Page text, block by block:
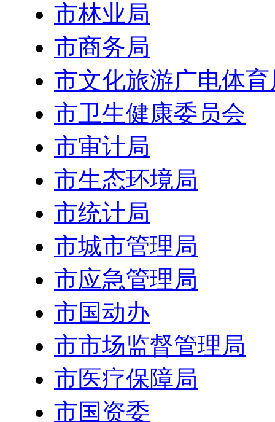
市林业局
市商务局
市文化旅游广电体育
市卫生健康委员会
市审计局
市生态环境局
市统计局
市城市管理局
市应急管理局
市国动办
市市场监督管理局
市医疗保障局
市国资委